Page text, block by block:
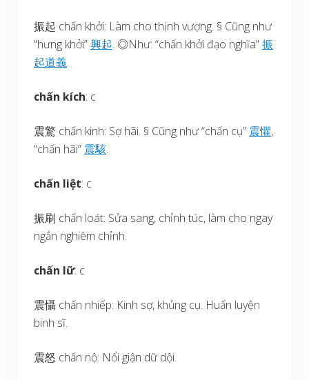
振起 chấn khởi: Làm cho thịnh vượng. § Cũng như
“hưng khởi”興起. ◎Như: “chấn khởi đạo nghĩa”振
起道義.
chấn kích: c
震驚 chấn kinh: Sợ hãi. § Cũng như “chấn cụ” 震懼,
“chấn hãi” 震駭.
chấn liệt: c
振刷 chấn loát: Sửa sang, chỉnh túc, làm cho ngay
ngắn nghiêm chỉnh.
chấn lữ: c
震懾 chấn nhiếp: Kinh sợ, khủng cụ. Huấn luyện
binh sĩ.
震怒 chấn nộ: Nổi giận dữ dội.